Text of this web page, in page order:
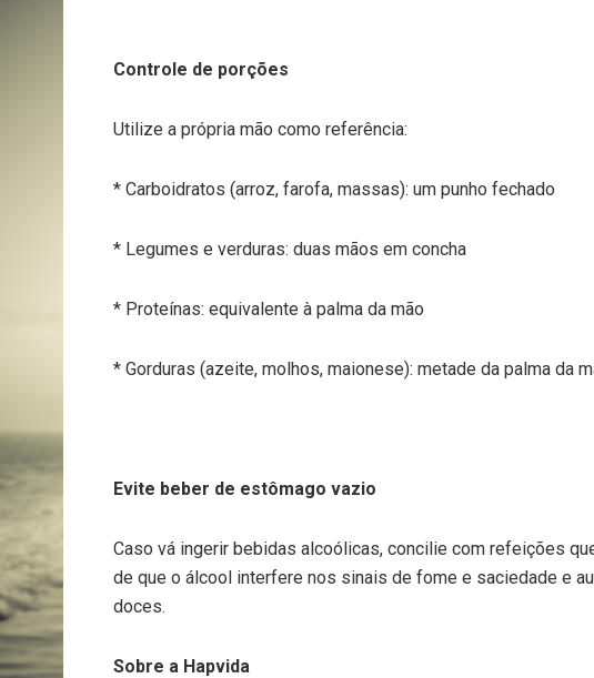
Controle de porções
Utilize a própria mão como referência:
* Carboidratos (arroz, farofa, massas): um punho fechado
* Legumes e verduras: duas mãos em concha
* Proteínas: equivalente à palma da mão
* Gorduras (azeite, molhos, maionese): metade da palma da
Evite beber de estômago vazio
Caso vá ingerir bebidas alcoólicas, concilie com refeições
de que o álcool interfere nos sinais de fome e saciedade e
doces.
Sobre a Hapvida